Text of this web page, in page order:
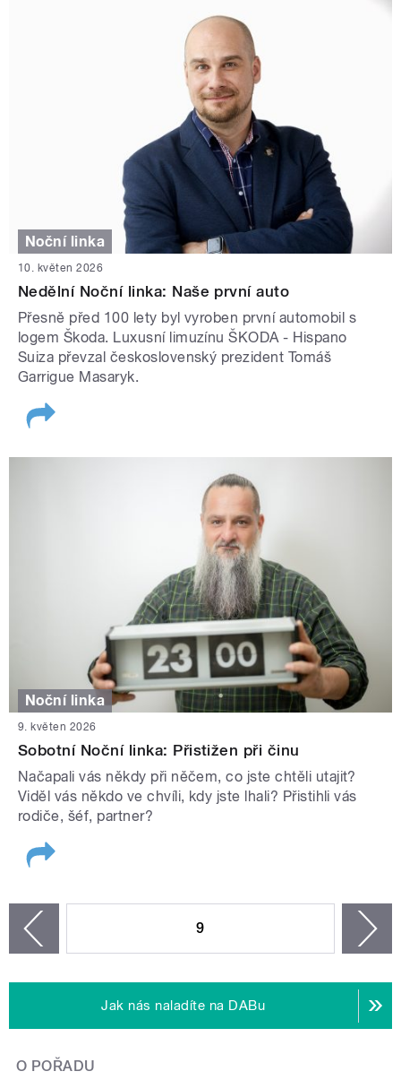
Noční linka
10. květen 2026
Nedělní Noční linka: Naše první auto
Přesně před 100 lety byl vyroben první automobil s
logem Škoda. Luxusní limuzínu ŠKODA - Hispano
Suiza převzal československý prezident Tomáš
Garrigue Masaryk.
Noční linka
9. květen 2026
Sobotní Noční linka: Přistižen při činu
Načapali vás někdy při něčem, co jste chtěli utajit?
Viděl vás někdo ve chvíli, kdy jste lhali? Přistihli vás
rodiče, šéf, partner?
9
Jak nás naladíte na DABu
O POŘADU